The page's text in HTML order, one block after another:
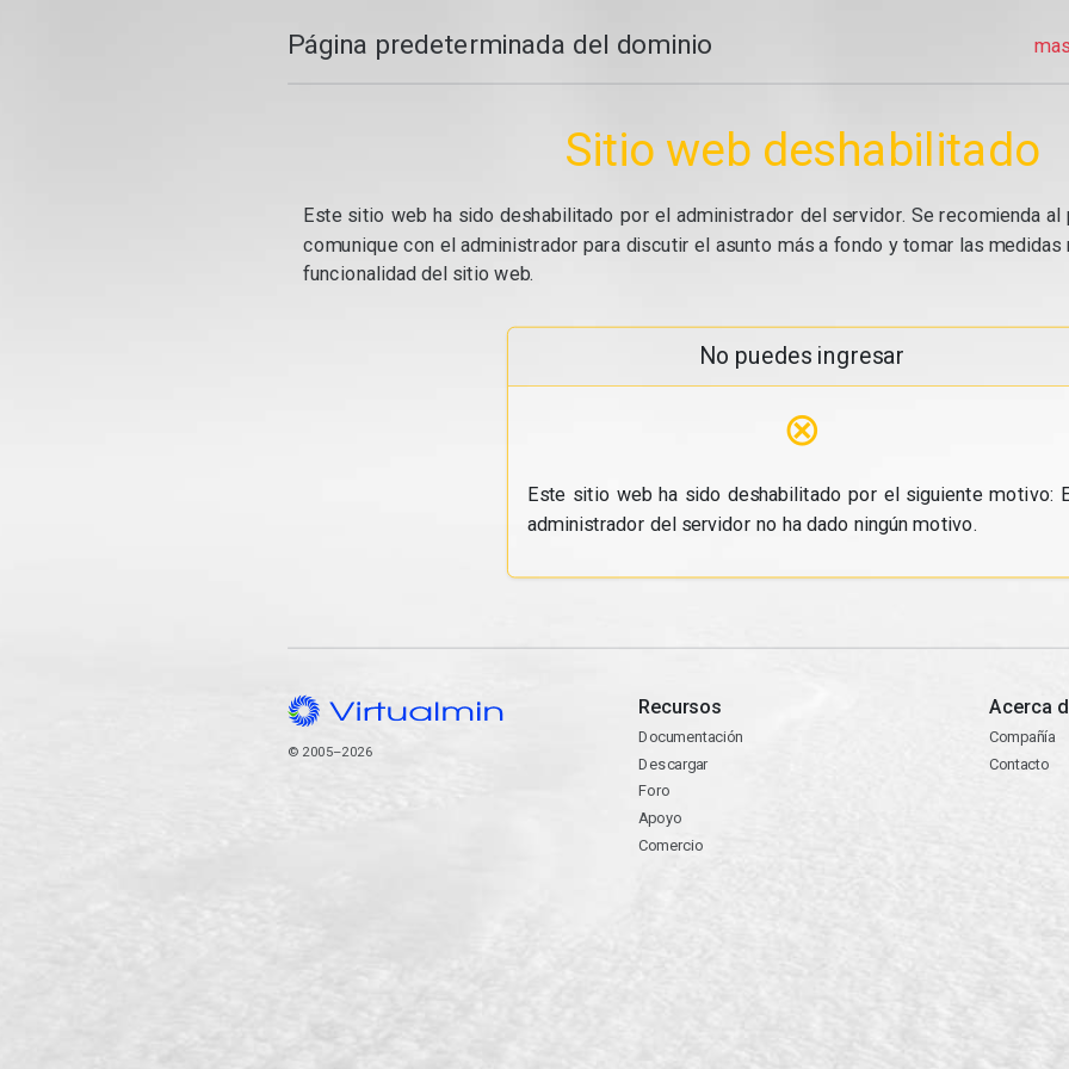
Página predeterminada del dominio
Sitio web deshabilitado
Este sitio web ha sido deshabilitado por el administrador del servidor. Se recomienda
comunique con el administrador para discutir el asunto más a fondo y tomar las medidas
funcionalidad del sitio web.
No puedes ingresar
⊗
Este sitio web ha sido deshabilitado por el siguiente motivo:
administrador del servidor no ha dado ningún motivo.
© 2005–2026
Recursos
Documentación
Descargar
Foro
Apoyo
Comercio
Acerca
Compañía
Contacto